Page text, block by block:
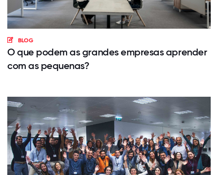
BLOG
O que podem as grandes empresas aprender
com as pequenas?